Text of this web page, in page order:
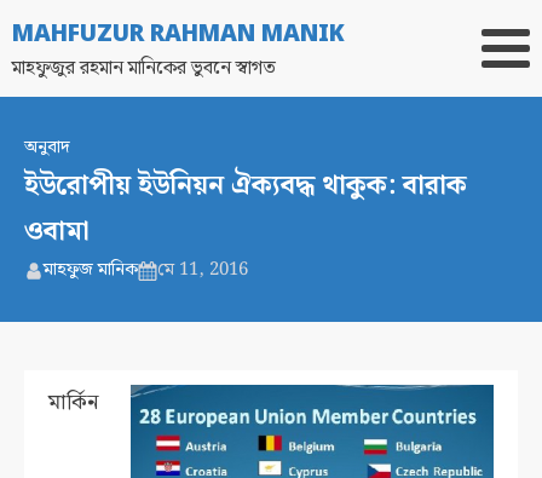
MAHFUZUR RAHMAN MANIK
মাহফুজুর রহমান মানিকের ভুবনে স্বাগত
অনুবাদ
ইউরোপীয় ইউনিয়ন ঐক্যবদ্ধ থাকুক: বারাক
ওবামা
মাহফুজ মানিক মে 11, 2016
মার্কিন